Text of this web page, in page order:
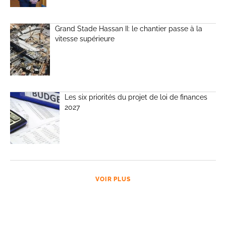
Grand Stade Hassan II: le chantier passe à la
vitesse supérieure
Les six priorités du projet de loi de finances
2027
VOIR PLUS